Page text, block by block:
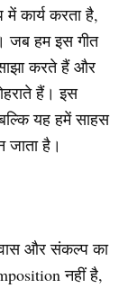
कार्य करता है,
जब हम इस गीत
करते हैं और
हैं। इस
यह हमें साहस
जाता है।
और संकल्प का
नहीं है,